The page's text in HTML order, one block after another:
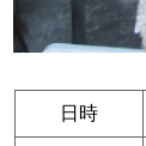
日時